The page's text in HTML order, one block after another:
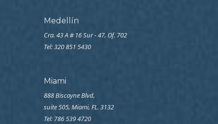
Medellín
Cra. 43 A # 16 Sur - 47, Of. 702
Tel: 320 851 5430
Miami
888 Biscayne Blvd,
suite 505, Miami, FL. 3132
Tel: 786 539 4720